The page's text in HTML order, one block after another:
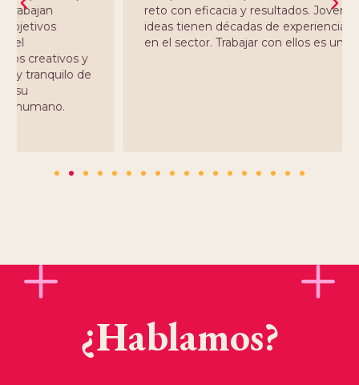
reto con eficacia y resultados. Joven de corazón e
ideas tienen décadas de experiencia acumulada
en el sector. Trabajar con ellos es una garantía .
¿Hablamos?